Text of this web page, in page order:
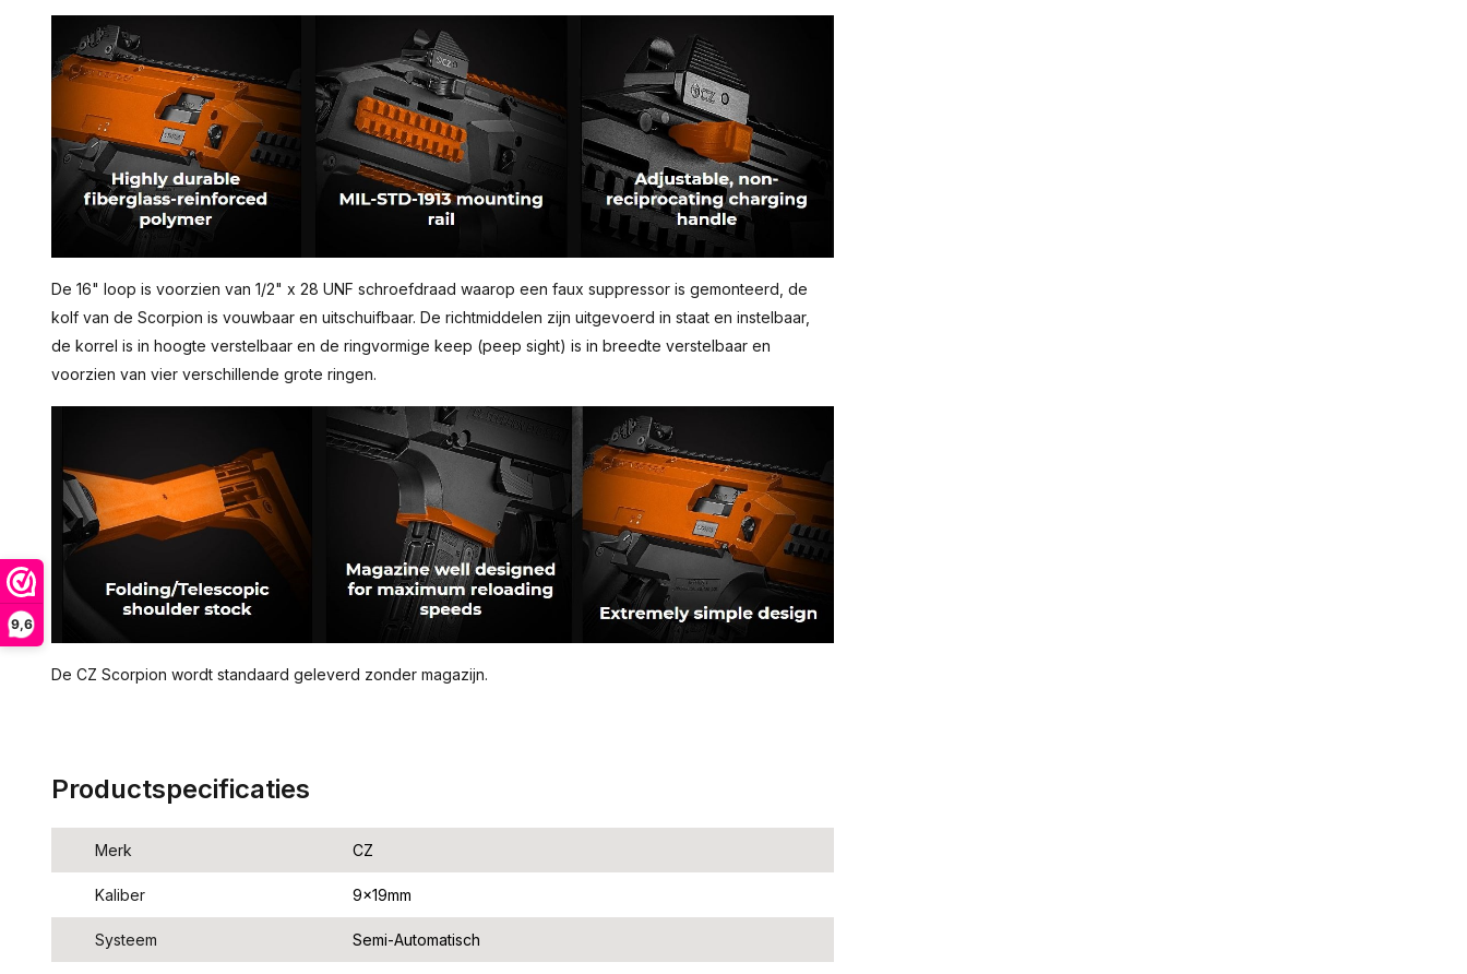
9,6
De 16" loop is voorzien van 1/2" x 28 UNF schroefdraad waarop een faux suppressor is gemonteerd, de
kolf van de Scorpion is vouwbaar en uitschuifbaar. De richtmiddelen zijn uitgevoerd in staat en instelbaar,
de korrel is in hoogte verstelbaar en de ringvormige keep (peep sight) is in breedte verstelbaar en
voorzien van vier verschillende grote ringen.
De CZ Scorpion wordt standaard geleverd zonder magazijn.
Productspecificaties
Merk CZ
Kaliber 9x19mm
Systeem Semi-Automatisch